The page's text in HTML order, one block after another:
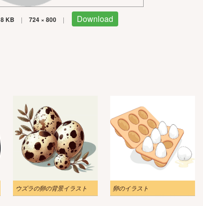
KB | 724 × 800 | Download
ウズラの卵の背景イラスト 卵のイラスト